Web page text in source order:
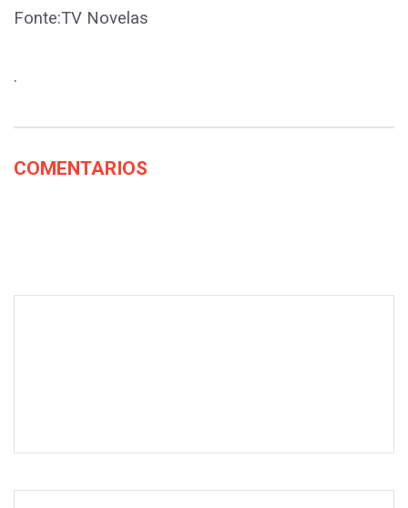
Fonte:TV Novelas
.
COMENTARIOS